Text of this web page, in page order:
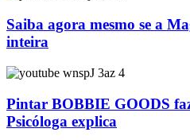
Saiba agora mesmo se a
inteira
Pintar BOBBIE GOODS
Psicóloga explica